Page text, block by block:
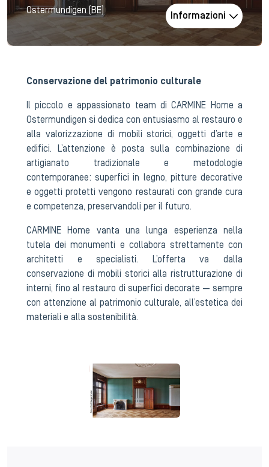
Ostermundigen (BE)
Informazioni
Conservazione del patrimonio culturale
Il piccolo e appassionato team di CARMINE Home a
Ostermundigen si dedica con entusiasmo al restauro e
alla valorizzazione di mobili storici, oggetti d’arte e
edifici. L’attenzione è posta sulla combinazione di
artigianato tradizionale e metodologie
contemporanee: superfici in legno, pitture decorative
e oggetti protetti vengono restaurati con grande cura
e competenza, preservandoli per il futuro.
CARMINE Home vanta una lunga esperienza nella
tutela dei monumenti e collabora strettamente con
architetti e specialisti. L’offerta va dalla
conservazione di mobili storici alla ristrutturazione di
interni, fino al restauro di superfici decorate — sempre
con attenzione al patrimonio culturale, all’estetica dei
materiali e alla sostenibilità.